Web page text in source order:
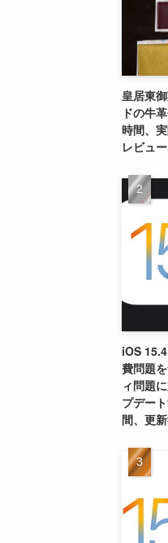
皇居東
ドの牛
時間、
レビュ
iOS
費問題
ィ問題
プデー
間、更